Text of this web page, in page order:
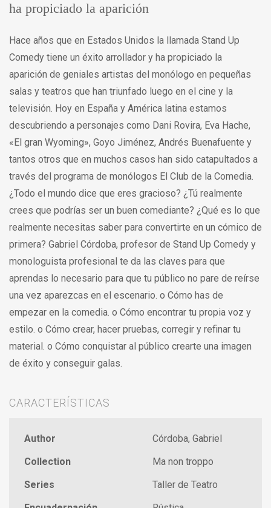
ha propiciado la aparición
Hace años que en Estados Unidos la llamada Stand Up
Comedy tiene un éxito arrollador y ha propiciado la
aparición de geniales artistas del monólogo en pequeñas
salas y teatros que han triunfado luego en el cine y la
televisión. Hoy en España y América latina estamos
descubriendo a personajes como Dani Rovira, Eva Hache,
«El gran Wyoming», Goyo Jiménez, Andrés Buenafuente y
tantos otros que en muchos casos han sido catapultados a
través del programa de monólogos El Club de la Comedia.
¿Todo el mundo dice que eres gracioso? ¿Tú realmente
crees que podrías ser un buen comediante? ¿Qué es lo que
realmente necesitas saber para convertirte en un cómico de
primera? Gabriel Córdoba, profesor de Stand Up Comedy y
monologuista profesional te da las claves para que
aprendas lo necesario para que tu público no pare de reírse
una vez aparezcas en el escenario. o Cómo has de
empezar en la comedia. o Cómo encontrar tu propia voz y
estilo. o Cómo crear, hacer pruebas, corregir y refinar tu
material. o Cómo conquistar al público crearte una imagen
de éxito y conseguir galas.
CARACTERÍSTICAS
Author
Córdoba, Gabriel
Collection
Ma non troppo
Series
Taller de Teatro